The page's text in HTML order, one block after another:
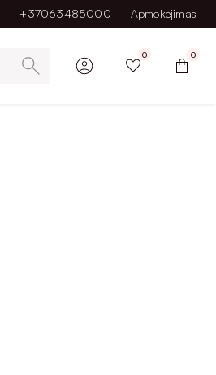
+37063485000 Apmokėjimas
0 0